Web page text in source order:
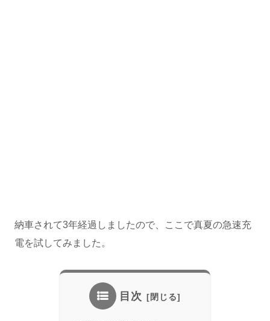
納車されて3年経過しましたので、ここで真夏の急速充
電を試してみました。
目次